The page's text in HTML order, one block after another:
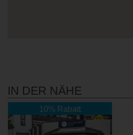
IN DER NÄHE
10% Rabatt